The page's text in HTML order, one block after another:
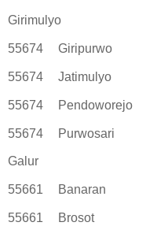
Girimulyo
55674 Giripurwo
55674 Jatimulyo
55674 Pendoworejo
55674 Purwosari
Galur
55661 Banaran
55661 Brosot